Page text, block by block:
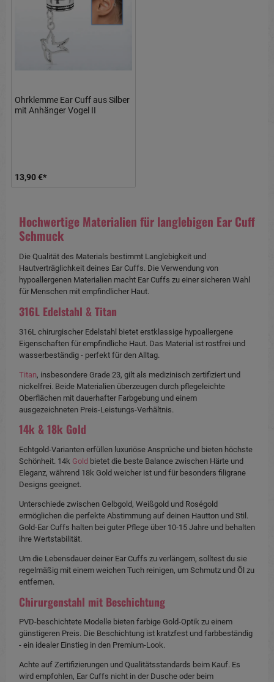
Ohrklemme Ear Cuff aus Silber
mit Anhänger Vogel II
13,90 €*
Hochwertige Materialien für langlebigen Ear Cuff
Schmuck
Die Qualität des Materials bestimmt Langlebigkeit und
Hautverträglichkeit deines Ear Cuffs. Die Verwendung von
hypoallergenen Materialien macht Ear Cuffs zu einer sicheren Wahl
für Menschen mit empfindlicher Haut.
316L Edelstahl & Titan
316L chirurgischer Edelstahl bietet erstklassige hypoallergene
Eigenschaften für empfindliche Haut. Das Material ist rostfrei und
wasserbeständig - perfekt für den Alltag.
Titan, insbesondere Grade 23, gilt als medizinisch zertifiziert und
nickelfrei. Beide Materialien überzeugen durch pflegeleichte
Oberflächen mit dauerhafter Farbgebung und einem
ausgezeichneten Preis-Leistungs-Verhältnis.
14k & 18k Gold
Echtgold-Varianten erfüllen luxuriöse Ansprüche und bieten höchste
Schönheit. 14k Gold bietet die beste Balance zwischen Härte und
Eleganz, während 18k Gold weicher ist und für besonders filigrane
Designs geeignet.
Unterschiede zwischen Gelbgold, Weißgold und Roségold
ermöglichen die perfekte Abstimmung auf deinen Hautton und Stil.
Gold-Ear Cuffs halten bei guter Pflege über 10-15 Jahre und behalten
ihre Wertstabilität.
Um die Lebensdauer deiner Ear Cuffs zu verlängern, solltest du sie
regelmäßig mit einem weichen Tuch reinigen, um Schmutz und Öl zu
entfernen.
Chirurgenstahl mit Beschichtung
PVD-beschichtete Modelle bieten farbige Gold-Optik zu einem
günstigeren Preis. Die Beschichtung ist kratzfest und farbbeständig
- ein idealer Einstieg in den Premium-Look.
Achte auf Zertifizierungen und Qualitätsstandards beim Kauf. Es
wird empfohlen, Ear Cuffs nicht in der Dusche oder beim